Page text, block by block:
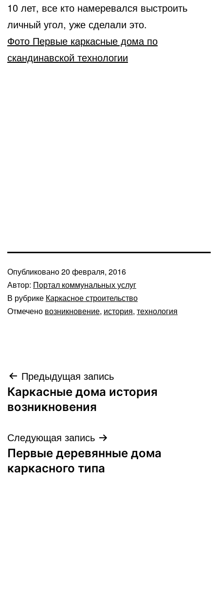
10 лет, все кто намеревался выстроить
личный угол, уже сделали это.
Фото Первые каркасные дома по
скандинавской технологии
Опубликовано20 февраля, 2016
Автор: Портал коммунальных услуг
В рубрике Каркасное строительство
Отмечено возникновение, история, технология
Навигация
по
Предыдущая запись
Каркасные дома история
возникновения
Следующая запись
Первые деревянные дома
каркасного типа